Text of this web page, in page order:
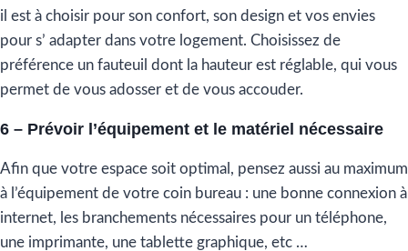
il est à choisir pour son confort, son design et vos envies
pour s’ adapter dans votre logement. Choisissez de
préférence un fauteuil dont la hauteur est réglable, qui vous
permet de vous adosser et de vous accouder.
6 – Prévoir l’équipement et le matériel nécessaire
Afin que votre espace soit optimal, pensez aussi au maximum
à l’équipement de votre coin bureau : une bonne connexion à
internet, les branchements nécessaires pour un téléphone,
une imprimante, une tablette graphique, etc …